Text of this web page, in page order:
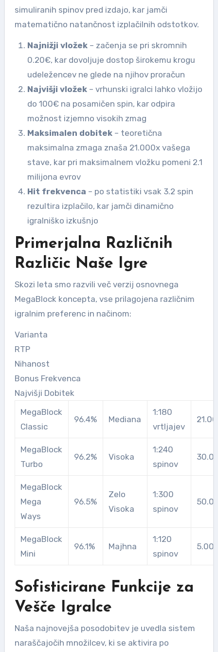
simuliranih spinov pred izdajo, kar jamči
matematično natančnost izplačilnih odstotkov.
Najnižji vložek– začenja se pri skromnih
0.20€, kar dovoljuje dostop širokemu krogu
udeležencev ne glede na njihov proračun
Najvišji vložek– vrhunski igralci lahko vložijo
do 100€ na posamičen spin, kar odpira
možnost izjemno visokih zmag
Maksimalen dobitek– teoretična
maksimalna zmaga znaša 21.000x vašega
stave, kar pri maksimalnem vložku pomeni 2.1
milijona evrov
Hit frekvenca – po statistiki vsak 3.2 spin
rezultira izplačilo, kar jamči dinamično
igralniško izkušnjo
Primerjalna Različnih
Različic Naše Igre
Skozi leta smo razvili več verzij osnovnega
MegaBlock koncepta, vse prilagojena različnim
igralnim preferenc in načinom:
Varianta
RTP
Nihanost
Bonus Frekvenca
Najvišji Dobitek
MegaBlock
Classic
96.4% Mediana
1:180
vrtljajev
MegaBlock
Turbo
96.2% Visoka
1:240
spinov
MegaBlock
Mega
Ways
96.5%
Zelo
Visoka
1:300
spinov
MegaBlock
Mini
96.1% Majhna
1:120
spinov
Sofisticirane Funkcije za
Vešče Igralce
Naša najnovejša posodobitev je uvedla sistem
naraščajočih množilcev, ki se aktivira po